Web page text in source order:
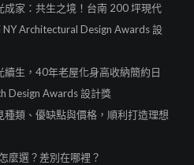
成家：共生之境！台南 200 坪現代
Architectural Design Awards 設
續生，40年老屋化身高收納簡約日
Design Awards 設計獎
種類、優缺點與價格，順利打造理想
麼選？差別在哪裡？